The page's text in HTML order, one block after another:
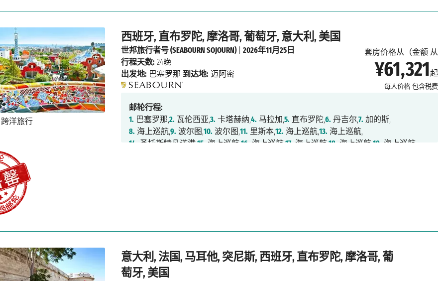
西班牙, 直布罗陀, 摩洛哥, 葡萄牙, 意大利, 美国
套房价格从（金额 从
¥61,321起
每人价格 包含税费
世邦旅行者号 (SEABOURN SOJOURN)| 2026年11月25日
行程天数: 24晚
出发地: 巴塞罗那 到达地: 迈阿密
邮轮行程:
1. 巴塞罗那,2. 瓦伦西亚,3. 卡塔赫纳,4. 马拉加,5. 直布罗陀,6. 丹吉尔,7. 加的斯,
8. 海上巡航,9. 波尔图,10. 波尔图,11. 里斯本,12. 海上巡航,13. 海上巡航,
14.
圣托斯特凡诺港,15. 海上巡航,16. 海上巡航,17. 海上巡航,18. 海上巡航,19. 海上巡航,
意大利, 法国, 马耳他, 突尼斯, 西班牙, 直布罗陀, 摩洛哥, 葡
萄牙, 美国